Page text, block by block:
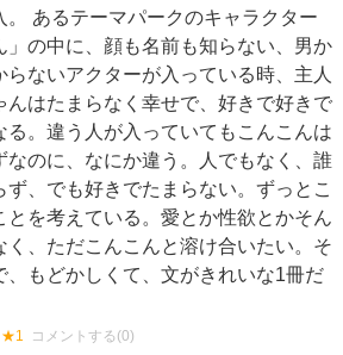
。 あるテーマパークのキャラクター
」の中に、顔も名前も知らない、男か
らないアクターが入っている時、主人
んはたまらなく幸せで、好きで好きで
る。違う人が入っていてもこんこんは
なのに、なにか違う。人でもなく、誰
ず、でも好きでたまらない。ずっとこ
とを考えている。愛とか性欲とかそん
く、ただこんこんと溶け合いたい。そ
、もどかしくて、文がきれいな1冊だ
★1 コメントする(0)